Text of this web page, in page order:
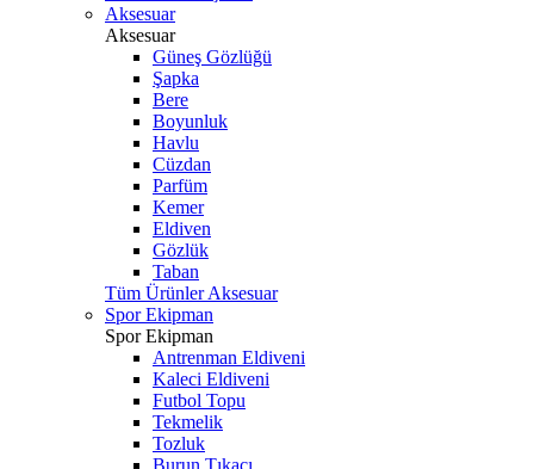
Aksesuar
Aksesuar
Güneş Gözlüğü
Şapka
Bere
Boyunluk
Havlu
Cüzdan
Parfüm
Kemer
Eldiven
Gözlük
Taban
Tüm Ürünler Aksesuar
Spor Ekipman
Spor Ekipman
Antrenman Eldiveni
Kaleci Eldiveni
Futbol Topu
Tekmelik
Tozluk
Burun Tıkacı